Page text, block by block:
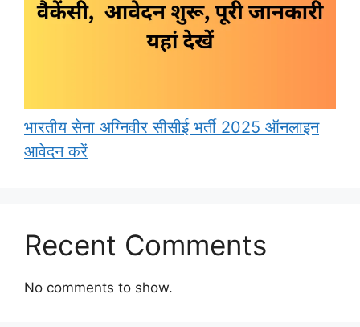
भारतीय सेना अग्निवीर सीसीई भर्ती 2025 ऑनलाइन
आवेदन करें
Recent Comments
No comments to show.